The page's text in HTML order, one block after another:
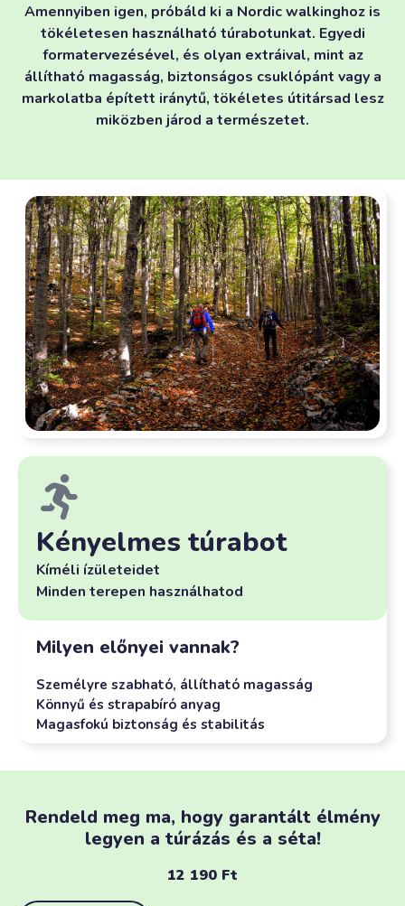
Amennyiben igen, próbáld ki a Nordic walkinghoz is
tökéletesen használható túrabotunkat. Egyedi
formatervezésével, és olyan extráival, mint az
állítható magasság, biztonságos csuklópánt vagy a
markolatba épített iránytű, tökéletes útitársad lesz
miközben járod a természetet.
Kényelmes túrabot
Kíméli ízületeidet
Minden terepen használhatod
Milyen előnyei vannak?
Személyre szabható, állítható magasság
Könnyű és strapabíró anyag
Magasfokú biztonság és stabilitás
Rendeld meg ma, hogy garantált élmény
legyen a túrázás és a séta!
12 190 Ft